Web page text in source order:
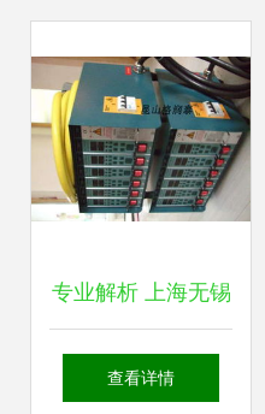
专业解析 上海无锡
镇江泰兴姜堰靖江
查看详情